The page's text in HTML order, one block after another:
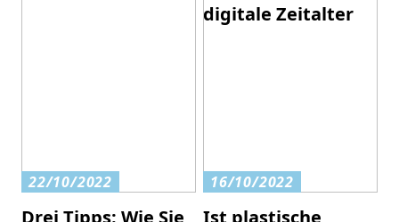
digitale Zeitalter
22/10/2022 16/10/2022